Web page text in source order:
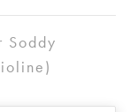
Soddy